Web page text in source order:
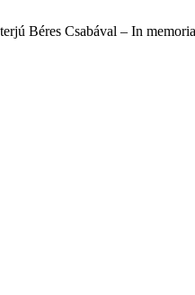
Béres Csabával – In